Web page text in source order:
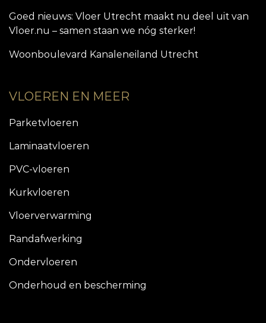
Goed nieuws: Vloer Utrecht maakt nu deel uit van
Vloer.nu – samen staan we nóg sterker!
Woonboulevard Kanaleneiland Utrecht
VLOEREN EN MEER
Parketvloeren
Laminaatvloeren
PVC-vloeren
Kurkvloeren
Vloerverwarming
Randafwerking
Ondervloeren
Onderhoud en bescherming